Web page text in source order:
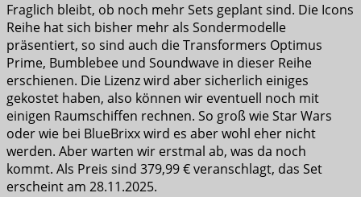
Fraglich bleibt, ob noch mehr Sets geplant sind. Die Icons
Reihe hat sich bisher mehr als Sondermodelle
präsentiert, so sind auch die Transformers Optimus
Prime, Bumblebee und Soundwave in dieser Reihe
erschienen. Die Lizenz wird aber sicherlich einiges
gekostet haben, also können wir eventuell noch mit
einigen Raumschiffen rechnen. So groß wie Star Wars
oder wie bei BlueBrixx wird es aber wohl eher nicht
werden. Aber warten wir erstmal ab, was da noch
kommt. Als Preis sind 379,99 € veranschlagt, das Set
erscheint am 28.11.2025.